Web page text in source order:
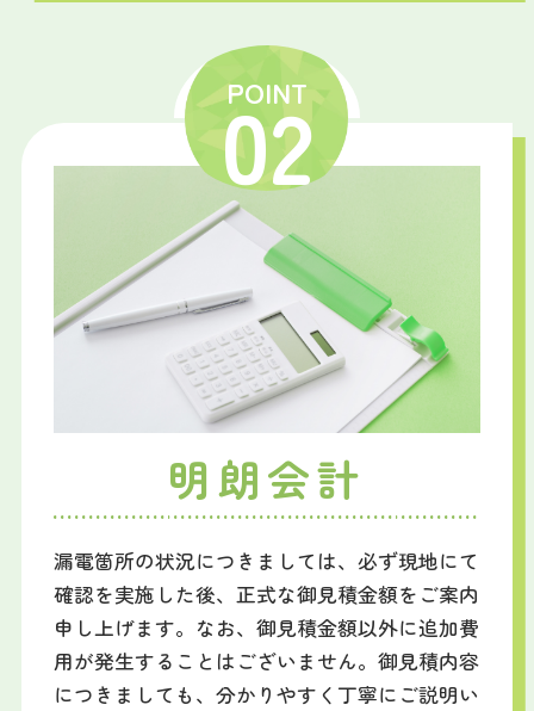
POINT
02
明朗会計
漏電箇所の状況につきましては、必ず現地にて
確認を実施した後、正式な御見積金額をご案内
申し上げます。なお、御見積金額以外に追加費
用が発生することはございません。御見積内容
につきましても、分かりやすく丁寧にご説明い